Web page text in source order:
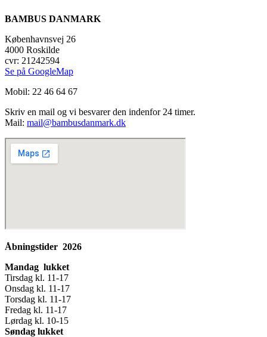
BAMBUS DANMARK
Københavnsvej 26
4000 Roskilde
cvr: 21242594
Se på GoogleMap
Mobil: 22 46 64 67
Skriv en mail og vi besvarer den indenfor 24 timer.
Mail: mail@bambusdanmark.dk
Åbningstider 2026
Mandag lukket
Tirsdag kl. 11-17
Onsdag kl. 11-17
Torsdag kl. 11-17
Fredag kl. 11-17
Lørdag kl. 10-15
Søndag lukket